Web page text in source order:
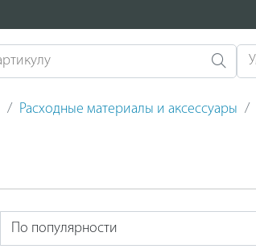
Расходные материалы и аксессуары